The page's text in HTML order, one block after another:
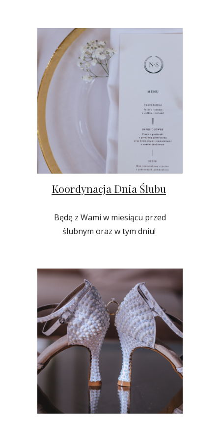
Koordynacja Dnia Ślubu
Będę z Wami w miesiącu przed
ślubnym oraz w tym dniu!